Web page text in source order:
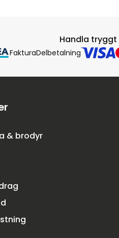
Handla
FakturaDelbetalning
& brodyr